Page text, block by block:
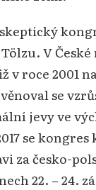
V
v roce 2001
se
jevy ve
se kongres
za česko-
22. – 24.